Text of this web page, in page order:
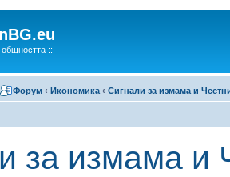
::
Форум ‹ Икономика ‹ Сигнали за измама и
за измама и